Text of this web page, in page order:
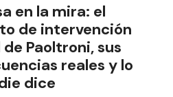
en la mira: el
de intervención
Paoltroni, sus
reales y lo
dice